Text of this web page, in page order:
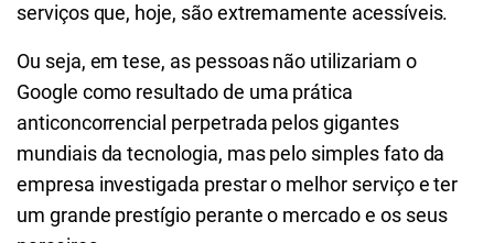
serviços que, hoje, são extremamente acessíveis.
Ou seja, em tese, as pessoas não utilizariam o
Google como resultado de uma prática
anticoncorrencial perpetrada pelos gigantes
mundiais da tecnologia, mas pelo simples fato da
empresa investigada prestar o melhor serviço e ter
um grande prestígio perante o mercado e os seus